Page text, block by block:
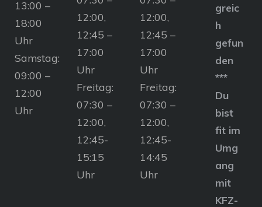
13:00 –
18:00
Uhr
Samstag:
09:00 –
12:00
Uhr
12:00,
12:45 –
17:00
Uhr
Freitag:
07:30 –
12:00,
12:45-
15:15
Uhr
12:00,
12:45 –
17:00
Uhr
Freitag:
07:30 –
12:00,
12:45-
14:45
Uhr
greic
h
gefun
den
***
Du
bist
fit im
Umg
ang
mit
KFZ-